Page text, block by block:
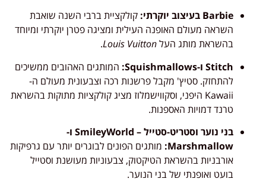
Barbie בעיצוב יוקרתי:
קולקציית ברבי השנה שואבת
השראה מעולם האופנה העילית ומציגה פטרן יוקרתי ומיוחד
בהשראת מותג העלLouis Vuitton
.
Stitch ו-Squishmallows:
המותגים האהובים ממשיכים
להתחזק. סטיץ' מקבל פרשנות רכה וצבעונית מעולם ה-
Kawaii היפני, וסקווישמלוז מציג קולקציות מתוקות בהשראת
טרנד דמויות האספנות.
בני נוער וסטריט-סטייל – SmileyWorld ו-
Marshmallow: מותגים הפונים לבוגרים יותר עם גרפיקות
אורבניות בהשראת הטיקטוק, צבעוניות מעושנת וסטייל
בועט ואופנתי של בני הנוער.